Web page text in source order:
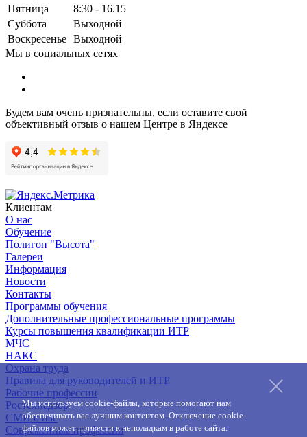
Пятница
8:30 - 16.15
Суббота
Выходной
Воскресенье Выходной
Мы в социальных сетях
Будем вам очень признательны, если оставите свой
объективный отзыв о нашем Центре в Яндексе
Клиентам
О нас
Обучение
Полигон "Высота"
Галереи
Информация
Новости
Контакты
Программы обучения
Дополнительные профессиональные программы
Курсы повышения квалификации ИТР
МЧС
НАКС
Охрана труда
Правила для руководителей и ИТР
Рабочие профессии
Ростехнадзор
СМИ о нас
Современные профессии
Мы используем cookie-файлы, которые помогают нам
обеспечивать вас лучшим контентом. Отключение cookie-
файлов может привести к неполадкам в работе сайта.